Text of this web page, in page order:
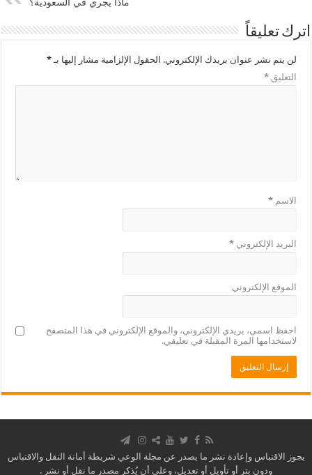
اترك تعليقاً
لن يتم نشر عنوان بريدك الإلكتروني. الحقول الإلزامية مشار إليها بـ*
التعليق*
الاسم*
البريد الإلكتروني*
الموقع الإلكتروني
احفظ اسمي، بريدي الإلكتروني، والموقع الإلكتروني في هذا المتصفح
لاستخدامها المرة المقبلة في تعليقي.
يجوز الاقتباس وإعادة نشر ما يصدر عن مجلة الوعي شريطة أمانة النقل والاقتباس
ودون بتر أو تأويل أو تعديل، وعلى أن يُذكر مصدر ما نقل أو نشر .